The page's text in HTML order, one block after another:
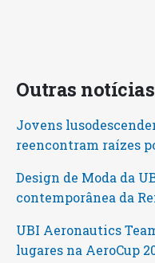
Outras notícias
Jovens
reencontram raízes
Design de Moda da
contemporânea da
UBI Aeronautics
lugares na AeroCup